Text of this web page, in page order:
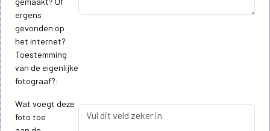
ergens
gevonden op
het internet?
Toestemming
van de eigenlijke
fotograaf?:
Wat voegt deze
foto toe